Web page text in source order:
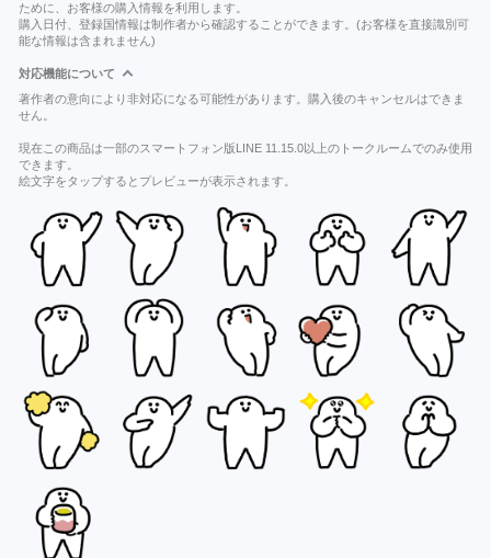
ために、お客様の購入情報を利用します。
購入日付、登録国情報は制作者から確認することができます。(お客様を直接識別可
能な情報は含まれません)
対応機能について
著作者の意向により非対応になる可能性があります。購入後のキャンセルはできま
せん。
現在この商品は一部のスマートフォン版LINE 11.15.0以上のトークルームでのみ使用
できます。
絵文字をタップするとプレビューが表示されます。